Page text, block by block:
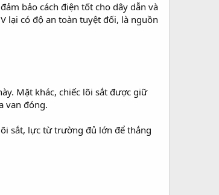
bảo cách điện tốt cho dây dẫn và
lại có độ an toàn tuyệt đối, là nguồn
Mặt khác, chiếc lõi sắt được giữ
van đóng.
sắt, lực từ trường đủ lớn để thắng